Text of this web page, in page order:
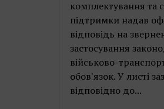
комплектування та
підтримки надав
відповідь на
застосування
військово-
обов'язок. У листі
відповідно до...